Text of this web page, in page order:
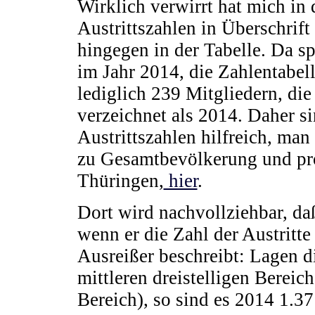
Wirklich verwirrt hat mich in
Austrittszahlen in
hingegen in der Tabelle. Da
im Jahr 2014, die
lediglich 239 Mitgliedern, die
verzeichnet als 2014. Daher
Austrittszahlen hilfreich,
zu Gesamtbevölkerung und
Thüringen, hier.
Dort wird nachvollziehbar,
wenn er die Zahl der
Ausreißer beschreibt: Lagen
mittleren dreistelligen
Bereich), so sind es 2014